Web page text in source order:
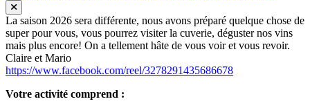
La saison 2026 sera différente, nous avons préparé quelque chose de
super pour vous, vous pourrez visiter la cuverie, déguster nos vins
mais plus encore! On a tellement hâte de vous voir et vous revoir.
Claire et Mario
https://www.facebook.com/reel/3278291435686678
Votre activité comprend :